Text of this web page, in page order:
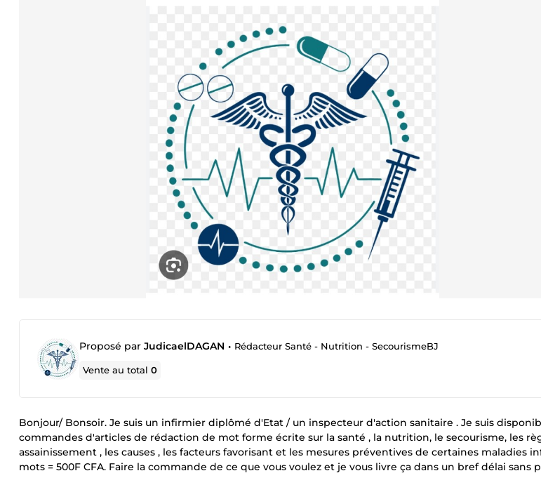
Proposé par JudicaelDAGAN • Rédacteur Santé - Nutrition - SecourismeBJ
Vente au total0
Bonjour/ Bonsoir. Je suis un infirmier diplômé d'Etat / un inspecteur d'action sanitaire . Je suis
commandes d'articles de rédaction de mot forme écrite sur la santé , la nutrition, le secourisme, les
assainissement , les causes , les facteurs favorisant et les mesures préventives de certaines maladies
mots = 500F CFA. Faire la commande de ce que vous voulez et je vous livre ça dans un bref délai sans